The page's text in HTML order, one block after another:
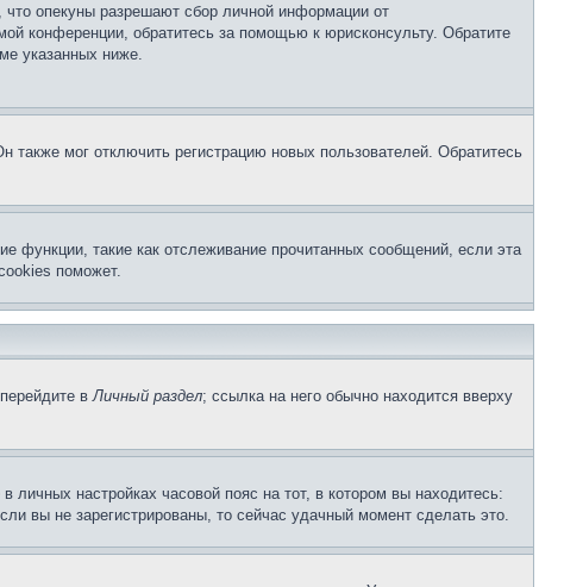
опекуны разрешают сбор личной информации от
конференции, обратитесь за помощью к юрисконсульту. Обратите
указанных ниже.
мог отключить регистрацию новых пользователей. Обратитесь
функции, такие как отслеживание прочитанных сообщений, если эта
поможет.
вЛичный раздел; ссылка на него обычно находится вверху
настройках часовой пояс на тот, в котором вы находитесь:
вы не зарегистрированы, то сейчас удачный момент сделать это.